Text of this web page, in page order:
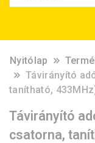
Nyitólap
Távirányító
tanítható,
Távirányító
csatorna,